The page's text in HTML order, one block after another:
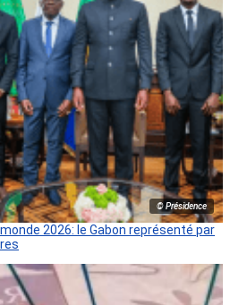
© Présidence
2026: le Gabon représenté par